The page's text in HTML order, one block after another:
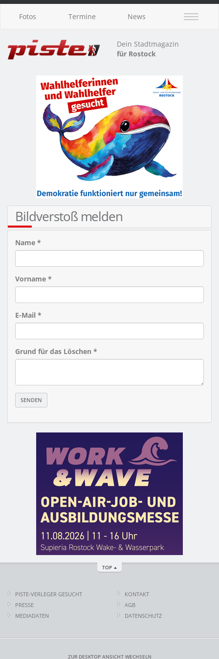
Fotos Termine News
Dein Stadtmagazin
für Rostock
Bildverstoß melden
Name *
Vorname *
E-Mail *
Grund für das Löschen *
TOP
PISTE-VERLEGER GESUCHT
PRESSE
MEDIADATEN
KONTAKT
AGB
DATENSCHUTZ
ZUR DESKTOP ANSICHT WECHSELN